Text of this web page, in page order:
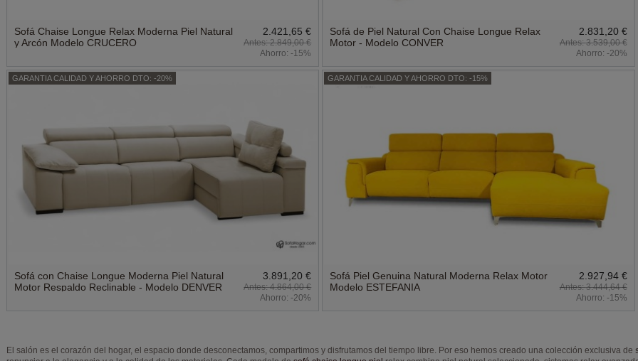
Sofá Chaise Longue Relax Moderna Piel Natural
y Arcón Modelo CRUCERO
2.421,65 €
2.849,00 €
Ahorro:-15%
Sofá de Piel Natural Con Chaise Longue Relax
Motor - Modelo CONVER
2.831,20 €
3.539,00 €
Ahorro: -20%
GARANTIA CALIDAD Y AHORRO DTO: -20%
Sofá con Chaise Longue Moderna Piel Natural
Motor Respaldo Reclinable - Modelo DENVER
3.891,20 €
4.864,00 €
Ahorro:-20%
GARANTIA CALIDAD Y AHORRO DTO: -15%
Sofá Piel Genuina Natural Moderna Relax Motor
Modelo ESTEFANIA
2.927,94 €
3.444,64 €
Ahorro: -15%
El salón es el corazón del hogar, el espacio donde desconectamos, compartimos y disfrutamos del tiempo libre. Por eso hemos creado una colección exclusiva de